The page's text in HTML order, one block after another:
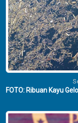
FOTO: Ribuan Kayu